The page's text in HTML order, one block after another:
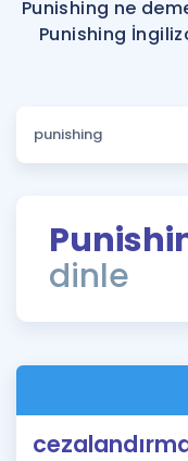
Faydalı Araçlar
Sözlük
Rehberlik Aracı
ÖSYM Sınav
İngilizce
Hakkımızda
Punishing ne
Punishing
dinle